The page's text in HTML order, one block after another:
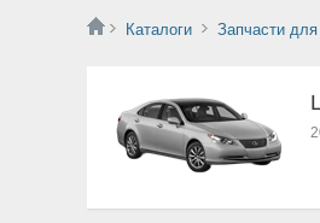
Каталоги Запчасти